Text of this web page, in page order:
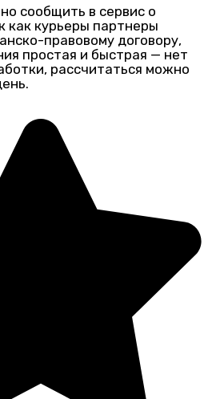
сообщить в сервис о
как курьеры партнеры
правовому договору,
простая и быстрая — нет
рассчитаться можно